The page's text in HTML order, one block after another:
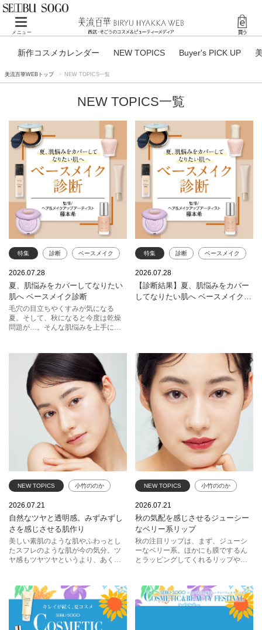
Toggle navigation
メニュー
新作コスメカレンダー NEW TOPICS Buyer's PICK UP
美流百華WEBトップ NEW TOPICS一覧
NEW TOPICS一覧
特集 診断 ベースメイク
2026.07.28
夏、肌悩みをカバーしてなりたい
肌へ ベースメイク診断
毛穴の目立ちやくすみが気になる
夏。そして、秋になると今度は乾燥
問題が…。そんな肌悩みを上手にカ
「ベースメイク診断」をお届けしま
す。監修はヘア＆メイクアップアー
ティストの藤本希さん。プロならで
はのツールの使い方やHOW TOもご
紹介しています。気軽にチェックし
てみて。
特集 診断 ベースメイク
2026.07.28
【診断結果】夏、肌悩みをカバー
してなりたい肌へ ベースメイク診
NEW TOPICS 小竹ののか
ベースメイク
アルビオン コスメデコルテ
2026.07.21
自然なツヤと透明感。みずみずし
さを感じさせる肌作り
美しい素肌のような肌やふわっとし
たスフレのような肌が今の気分。ツ
ヤ感もツヤツヤというより、あくま
ウダーの力も借りて、さらっときれ
いな仕上がりを目指しましょう。教
えてくれたのはヘア＆メイクアップ
アーティスト藤本 希さん。
NEW TOPICS 小竹ののか
ポイントメイク
ランコム コスメデコルテ
KANEBO
ポール & ジョー ボーテ
エレガンス エスト
2026.07.21
秋の気配を感じさせるジューシー
なベリー系リップ
秋の注目リップは、まず、ジューシ
ーなベリー系。ほかにも膜でするん
とラッピングしてくれるリップやお
のHOW TOをヘア＆メイクアップア
ーティスト藤本希さんに教えてもら
いました。手に入れやすくテクニッ
クレスでつけられるリップで秋のト